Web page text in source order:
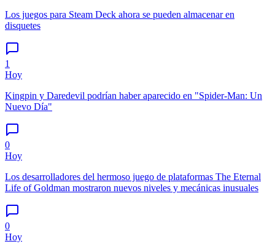
Los juegos para Steam Deck ahora se pueden almacenar en
disquetes
1
Hoy
Kingpin y Daredevil podrían haber aparecido en "Spider-Man: Un
Nuevo Día"
0
Hoy
Los desarrolladores del hermoso juego de plataformas The Eternal
Life of Goldman mostraron nuevos niveles y mecánicas inusuales
0
Hoy